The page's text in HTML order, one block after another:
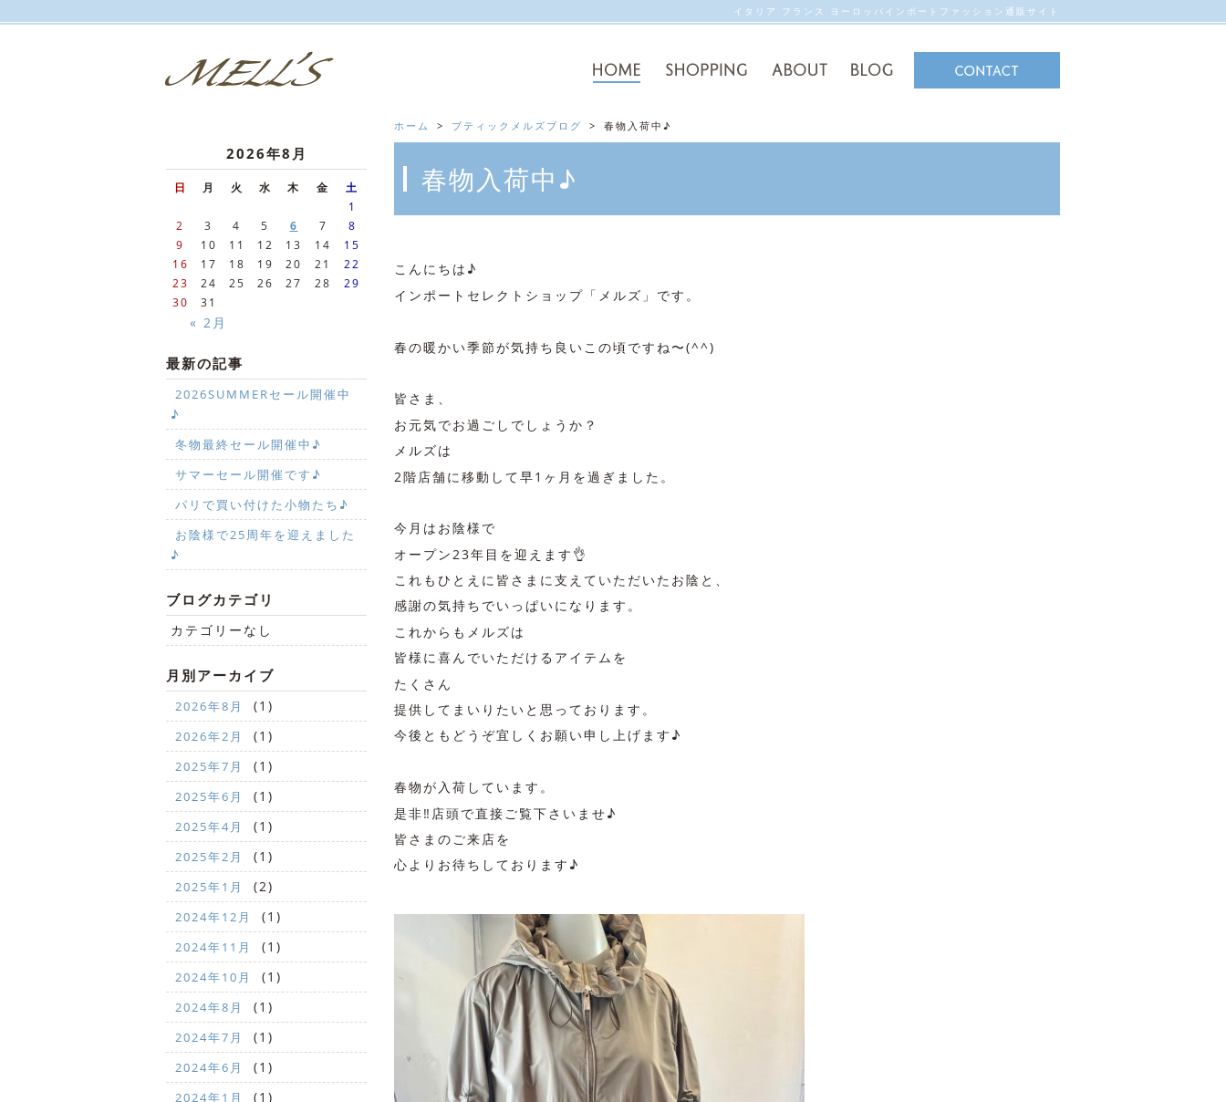
イタリア フランス ヨーロッパインポートファッション通販サイト
ホーム ブティックメルズブログ 春物入荷中♪
春物入荷中♪
こんにちは♪
インポートセレクトショップ「メルズ」です。
春の暖かい季節が気持ち良いこの頃ですね〜(^^)
皆さま、
お元気でお過ごしでしょうか？
メルズは
2階店舗に移動して早1ヶ月を過ぎました。
今月はお陰様で
オープン23年目を迎えます👌
これもひとえに皆さまに支えていただいたお陰と、
感謝の気持ちでいっぱいになります。
これからもメルズは
皆様に喜んでいただけるアイテムを
たくさん
提供してまいりたいと思っております。
今後ともどうぞ宜しくお願い申し上げます♪
春物が入荷しています。
是非‼︎店頭で直接ご覧下さいませ♪
皆さまのご来店を
心よりお待ちしております♪
2026年8月
日 月 火 水 木 金 土
« 2月
1
2
3 4 5 6 7
8
9
10 11 12 13 14
15
16
17 18 19 20 21
22
23
24 25 26 27 28
29
30
31
最新の記事
2026SUMMERセール開催中
♪
冬物最終セール開催中♪
サマーセール開催です♪
パリで買い付けた小物たち♪
お陰様で25周年を迎えました
♪
ブログカテゴリ
カテゴリーなし
月別アーカイブ
2026年8月 (1)
2026年2月 (1)
2025年7月 (1)
2025年6月 (1)
2025年4月 (1)
2025年2月 (1)
2025年1月 (2)
2024年12月 (1)
2024年11月 (1)
2024年10月 (1)
2024年8月 (1)
2024年7月 (1)
2024年6月 (1)
2024年1月 (1)